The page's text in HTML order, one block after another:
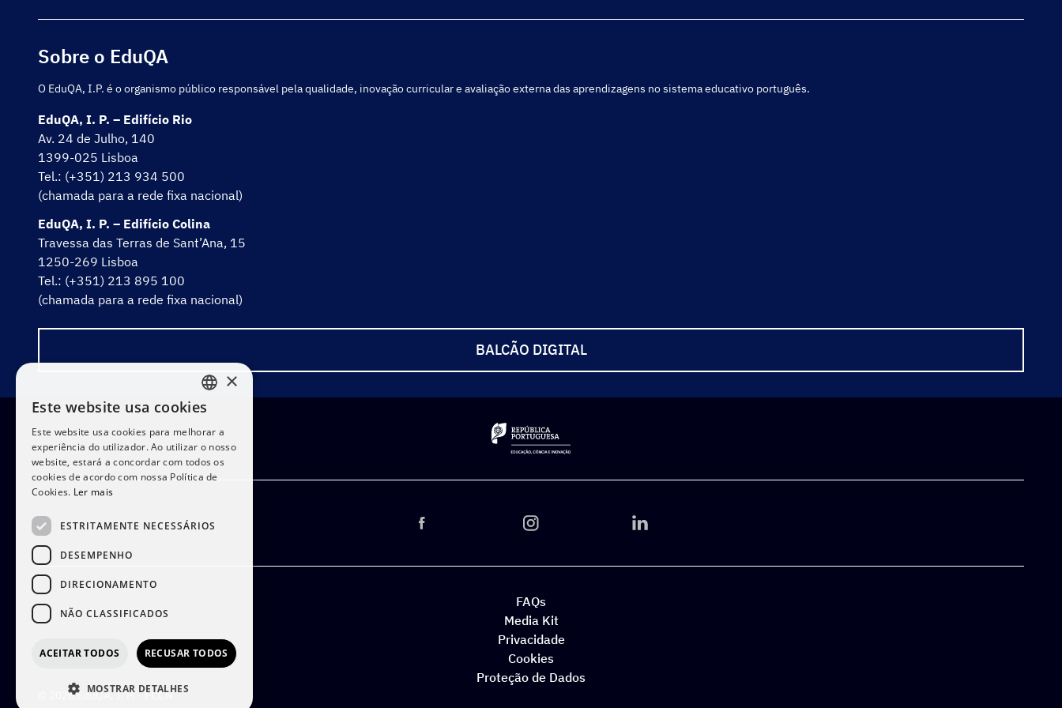
Sobre o EduQA
O EduQA, I.P. é o organismo público responsável pela qualidade, inovação curricular e avaliação externa das aprendizagens no sistema educativo português.
EduQA, I. P. – Edifício Rio
Av. 24 de Julho, 140
1399-025 Lisboa
Tel.: (+351) 213 934 500
(chamada para a rede fixa nacional)
EduQA, I. P. – Edifício Colina
Travessa das Terras de Sant’Ana, 15
1250-269 Lisboa
Tel.: (+351) 213 895 100
(chamada para a rede fixa nacional)
BALCÃO DIGITAL
FAQs
Media Kit
Privacidade
Cookies
Proteção de Dados
PORTUGUESE
ENGLISH
×
Este website usa cookies
Este website usa cookies para melhorar a
experiência do utilizador. Ao utilizar o nosso
website, estará a concordar com todos os
cookies de acordo com nossa Política de
Cookies. Ler mais
ESTRITAMENTE NECESSÁRIOS
DESEMPENHO
DIRECIONAMENTO
NÃO CLASSIFICADOS
ACEITAR TODOS RECUSAR TODOS
MOSTRAR DETALHES